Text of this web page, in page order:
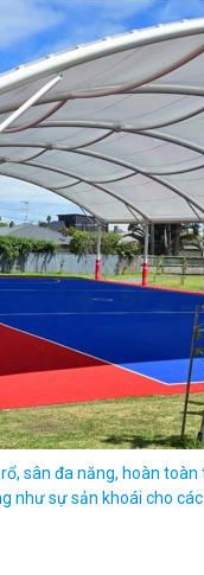
sân đa năng, hoàn
như sự sản khoái cho